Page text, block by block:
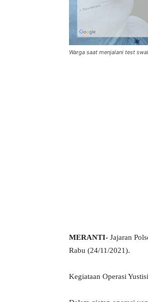
Warga saat menjalani test
MERANTI- Jajaran
Rabu (24/11/2021).
Kegiataan Operasi